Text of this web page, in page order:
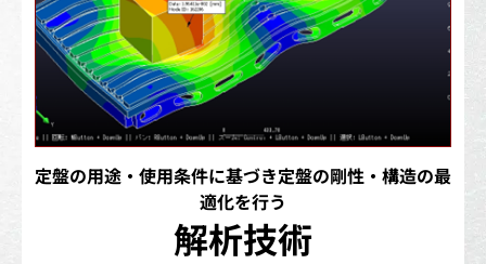
定盤の用途・使用条件に基づき定盤の剛性・構造の最
適化を行う
解析技術